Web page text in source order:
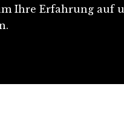
Ihre Erfahrung auf